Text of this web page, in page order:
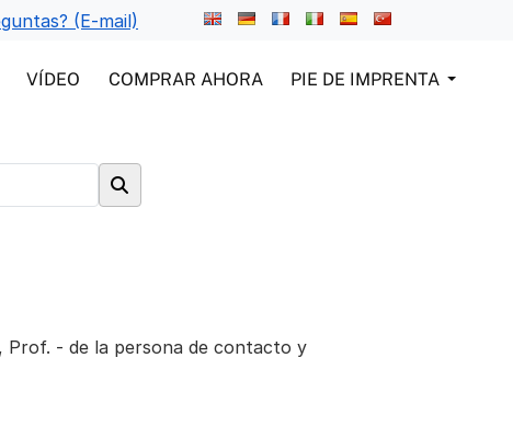
(E-mail)
VÍDEO COMPRAR AHORA PIE DE IMPRENTA
- de la persona de contacto y